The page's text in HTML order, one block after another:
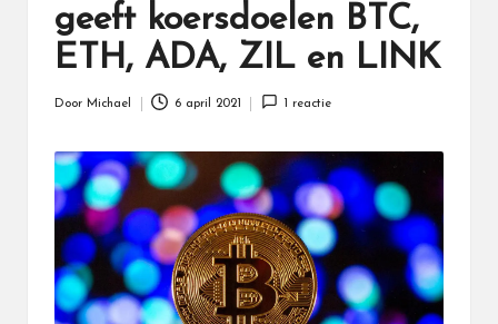
geeft koersdoelen BTC,
ETH, ADA, ZIL en LINK
Door Michael 6 april 2021 1 reactie